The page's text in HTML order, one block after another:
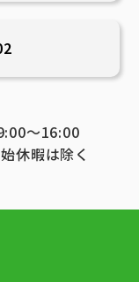
～16:00
休暇は除く